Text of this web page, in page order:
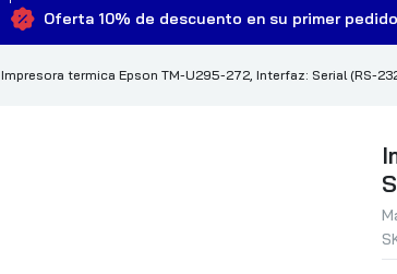
Oferta 10% de descuento en su primer
Impresora termica Epson TM-U295-272, Interfaz: Serial (RS-